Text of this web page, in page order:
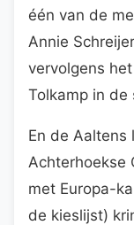
één van de
Annie
vervolgens
Tolkamp in de
En de Aaltens
Achterhoekse
met Europa-
de kieslijst)